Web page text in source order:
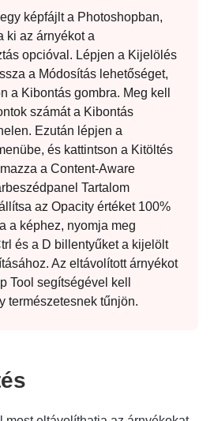
képfájlt a Photoshopban,
ki az árnyékot a
opcióval. Lépjen a Kijelölés
a Módosítás lehetőséget,
a Kibontás gombra. Meg kell
számát a Kibontás
Ezután lépjen a
és kattintson a Kitöltés
a Content-Aware
Tartalom
az Opacity értéket 100%
a képhez, nyomja meg
és a D billentyűket a kijelölt
Az eltávolított árnyékot
Tool segítségével kell
természetesnek tűnjön.